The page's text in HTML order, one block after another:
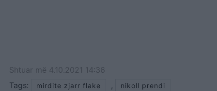
Shtuar më 4.10.2021 14:36
Tags:
mirdite zjarr flake , nikoll prendi